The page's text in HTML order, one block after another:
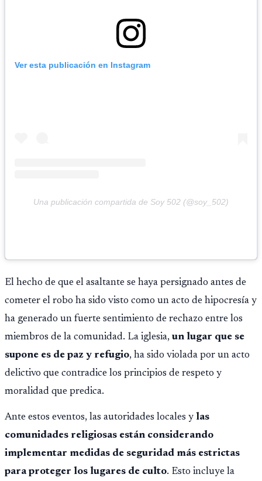
Ver esta publicación en Instagram
Una publicación compartida de Soy 502 (@soy_502)
El hecho de que el asaltante se haya persignado antes de
cometer el robo ha sido visto como un acto de hipocresía y
ha generado un fuerte sentimiento de rechazo entre los
miembros de la comunidad. La iglesia, un lugar que se
supone es de paz y refugio, ha sido violada por un acto
delictivo que contradice los principios de respeto y
moralidad que predica.
Ante estos eventos, las autoridades locales y las
comunidades religiosas están considerando
implementar medidas de seguridad más estrictas
para proteger los lugares de culto. Esto incluye la